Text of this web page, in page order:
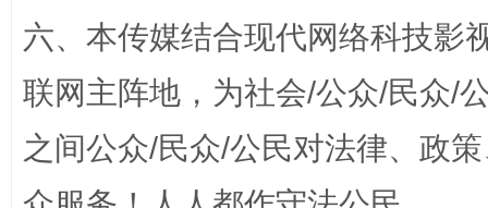
招工难、用工荒背后
六、本传媒结合现代网络科技影
联网主阵地，为社会/公众/民众/
之间公众/民众/公民对法律、政